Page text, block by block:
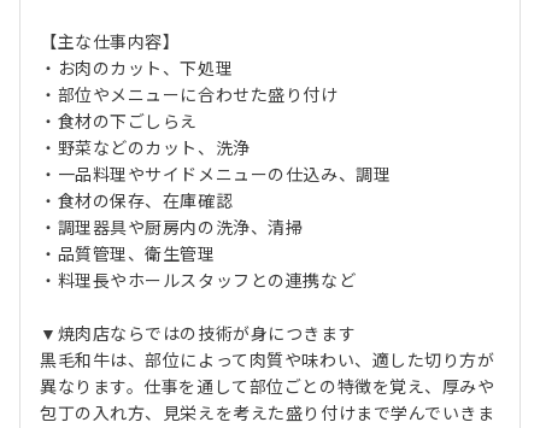
【主な仕事内容】
・お肉のカット、下処理
・部位やメニューに合わせた盛り付け
・食材の下ごしらえ
・野菜などのカット、洗浄
・一品料理やサイドメニューの仕込み、調理
・食材の保存、在庫確認
・調理器具や厨房内の洗浄、清掃
・品質管理、衛生管理
・料理長やホールスタッフとの連携など
▼焼肉店ならではの技術が身につきます
黒毛和牛は、部位によって肉質や味わい、適した切り方が
異なります。仕事を通して部位ごとの特徴を覚え、厚みや
包丁の入れ方、見栄えを考えた盛り付けまで学んでいきま